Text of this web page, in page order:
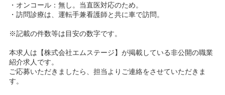
・オンコール：無し。当直医対応のため。
・訪問診療は、運転手兼看護師と共に車で訪問。
※記載の件数等は目安の数字です。
本求人は【株式会社エムステージ】が掲載している非公開の職業
紹介求人です。
ご応募いただきましたら、担当よりご連絡をさせていただきま
す。